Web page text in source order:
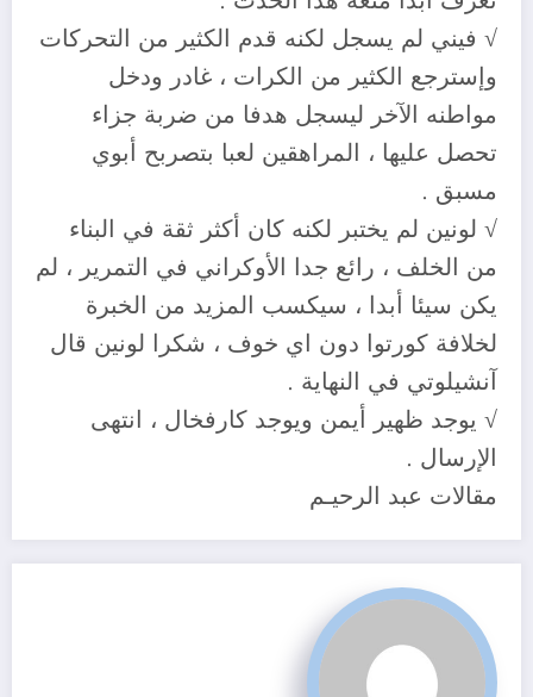
√ فيني لم يسجل لكنه قدم الكثير من التحركات
وإسترجع الكثير من الكرات ، غادر ودخل
مواطنه الآخر ليسجل هدفا من ضربة جزاء
تحصل عليها ، المراهقين لعبا بتصربح أبوي
مسبق .
√ لونين لم يختبر لكنه كان أكثر ثقة في البناء
من الخلف ، رائع جدا الأوكراني في التمرير ، لم
يكن سيئا أبدا ، سيكسب المزيد من الخبرة
لخلافة كورتوا دون اي خوف ، شكرا لونين قال
آنشيلوتي في النهاية .
√ يوجد ظهير أيمن ويوجد كارفخال ، انتهى
الإرسال .
مقالات عبد الرحيـم